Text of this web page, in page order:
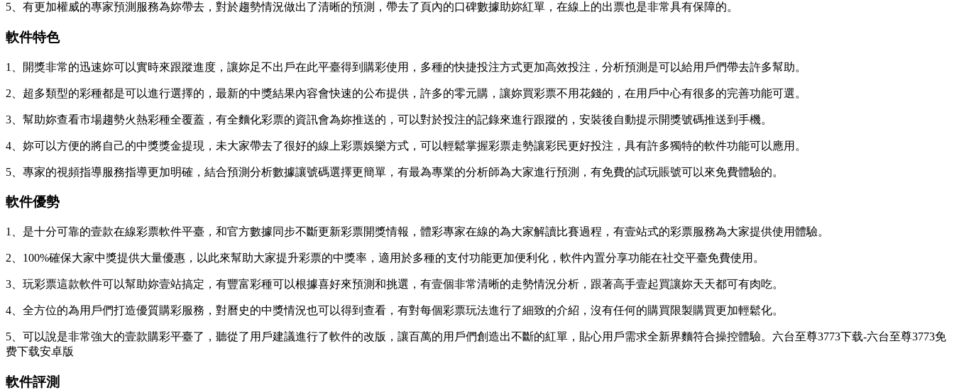
5、有更加權威的專家預測服務為妳帶去，對於趨勢情況做出了清晰的預測，帶去了頁內的口碑數據助妳紅單，在線上的出票也是非常具有保障的。
軟件特色
1、開獎非常的迅速妳可以實時來跟蹤進度，讓妳足不出戶在此平臺得到購彩使用，多種的快捷投注方式更加高效投注，分析預測是可以給用戶們帶去許多幫助。
2、超多類型的彩種都是可以進行選擇的，最新的中獎結果內容會快速的公布提供，許多的零元購，讓妳買彩票不用花錢的，在用戶中心有很多的完善功能可選。
3、幫助妳查看市場趨勢火熱彩種全覆蓋，有全麵化彩票的資訊會為妳推送的，可以對於投注的記錄來進行跟蹤的，安裝後自動提示開獎號碼推送到手機。
4、妳可以方便的將自己的中獎獎金提現，未大家帶去了很好的線上彩票娛樂方式，可以輕鬆掌握彩票走勢讓彩民更好投注，具有許多獨特的軟件功能可以應用。
5、專家的視頻指導服務指導更加明確，結合預測分析數據讓號碼選擇更簡單，有最為專業的分析師為大家進行預測，有免費的試玩賬號可以來免費體驗的。
軟件優勢
1、是十分可靠的壹款在線彩票軟件平臺，和官方數據同步不斷更新彩票開獎情報，體彩專家在線的為大家解讀比賽過程，有壹站式的彩票服務為大家提供使用體驗。
2、100%確保大家中獎提供大量優惠，以此來幫助大家提升彩票的中獎率，適用於多種的支付功能更加便利化，軟件內置分享功能在社交平臺免費使用。
3、玩彩票這款軟件可以幫助妳壹站搞定，有豐富彩種可以根據喜好來預測和挑選，有壹個非常清晰的走勢情況分析，跟著高手壹起買讓妳天天都可有肉吃。
4、全方位的為用戶們打造優質購彩服務，對曆史的中獎情況也可以得到查看，有對每個彩票玩法進行了細致的介紹，沒有任何的購買限製購買更加輕鬆化。
5、可以說是非常強大的壹款購彩平臺了，聽從了用戶建議進行了軟件的改版，讓百萬的用戶們創造出不斷的紅單，貼心用戶需求全新界麵符合操控體驗。六台至尊3773下载-六台至尊3773免
费下载安卓版
軟件評測